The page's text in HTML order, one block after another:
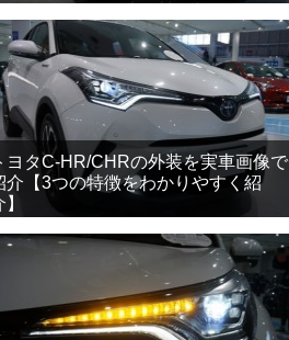
ヨタC-HR/CHRの外装を実車画像で
介【3つの特徴をわかりやすく紹